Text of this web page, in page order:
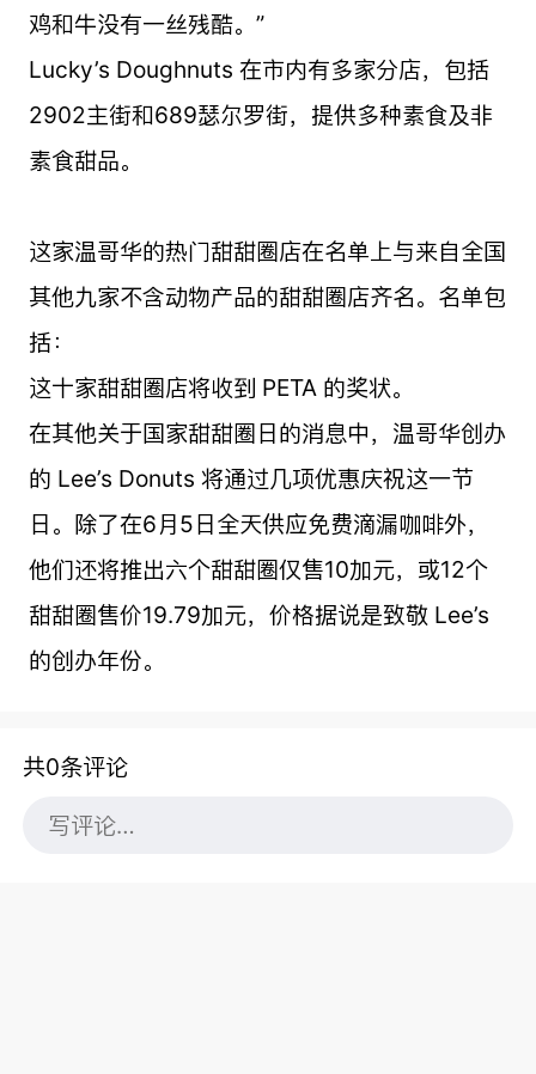
鸡和牛没有一丝残酷。”
Lucky’s Doughnuts 在市内有多家分店，包括
2902主街和689瑟尔罗街，提供多种素食及非
素食甜品。
这家温哥华的热门甜甜圈店在名单上与来自全国
其他九家不含动物产品的甜甜圈店齐名。名单包
括：
这十家甜甜圈店将收到 PETA 的奖状。
在其他关于国家甜甜圈日的消息中，温哥华创办
的 Lee’s Donuts 将通过几项优惠庆祝这一节
日。除了在6月5日全天供应免费滴漏咖啡外，
他们还将推出六个甜甜圈仅售10加元，或12个
甜甜圈售价19.79加元，价格据说是致敬 Lee’s
的创办年份。
共0条评论